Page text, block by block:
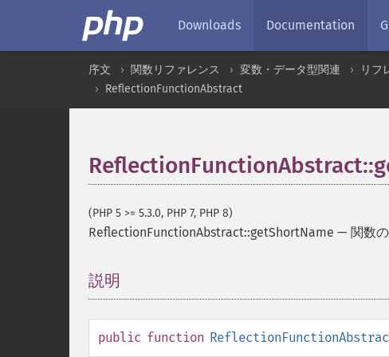
Downloads Documentation
序文 関数リファレンス 変数・データ型関連
リフ
ReflectionFunctionAbstract
(PHP 5 >= 5.3.0, PHP 7, PHP 8)
ReflectionFunctionAbstract::getShortName — 関数
説明
public function